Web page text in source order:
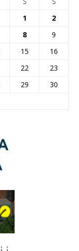
1
2
8
9
15
16
22
23
29
30